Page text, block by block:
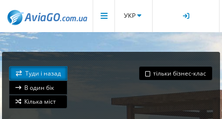
УКР
Туди і назад
В один бік
Кілька міст
тільки бізнес-клас